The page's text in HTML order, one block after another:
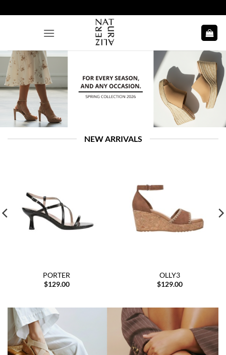
al
NEW ARRIVALS
PORTER
$129.00
OLLY3
$129.00